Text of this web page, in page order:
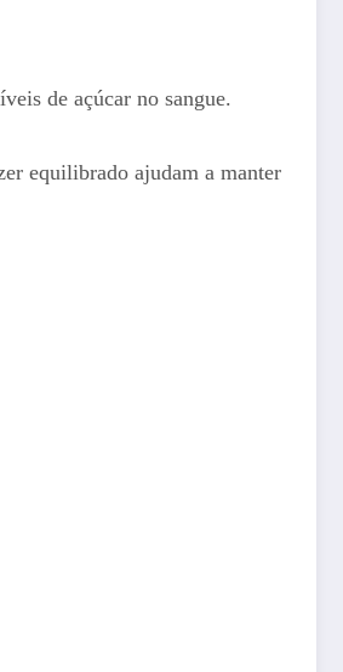
de açúcar no sangue.
equilibrado ajudam a manter